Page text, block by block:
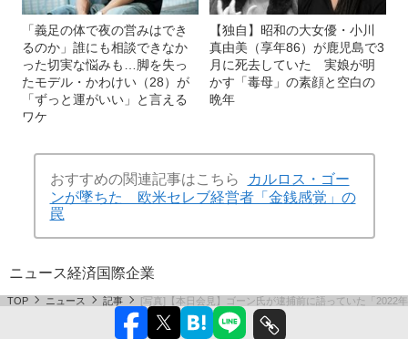
「義足の体で夜の営みはでき
るのか」誰にも相談できなか
った切実な悩みも…脚を失っ
たモデル・かわけい（28）が
「ずっと運がいい」と言える
ワケ
【独自】昭和の大女優・小川
真由美（享年86）が鹿児島で3
月に死去していた 実娘が明
かす「毒母」の素顔と空白の
晩年
おすすめの関連記事はこちら
カルロス・ゴー
ンが墜ちた 欧米セレブ経営者「金銭感覚」の
罠
ニュース経済国際企業
TOP ニュース 記事 [写真]【本日会見】ゴーン氏が逮捕前に語っていた「2022